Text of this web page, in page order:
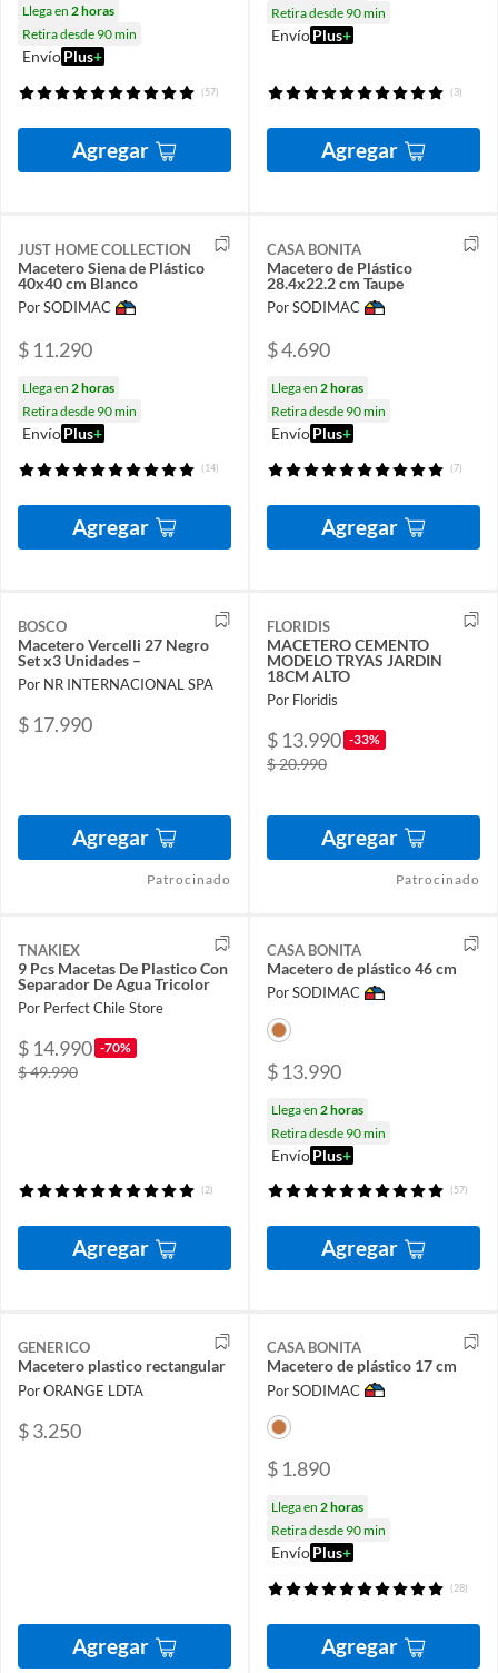
Llega en 2 horas
Retira desde 90 min
EnvíoPlus+
(57)
Agregar
Retira desde 90 min
EnvíoPlus+
(3)
Agregar
JUST HOME COLLECTION
Macetero Siena de Plástico
40x40 cm Blanco
Por SODIMAC
$ 11.290
Llega en 2 horas
Retira desde 90 min
EnvíoPlus+
(14)
Agregar
CASA BONITA
Macetero de Plástico
28.4x22.2 cm Taupe
Por SODIMAC
$ 4.690
Llega en 2 horas
Retira desde 90 min
EnvíoPlus+
(7)
Agregar
BOSCO
Macetero Vercelli 27 Negro
Set x3 Unidades –
Por NR INTERNACIONAL SPA
$ 17.990
Agregar
Patrocinado
FLORIDIS
MACETERO CEMENTO
MODELO TRYAS JARDIN
18CM ALTO
Por Floridis
$ 13.990 -33%
$ 20.990
Agregar
Patrocinado
TNAKIEX
9 Pcs Macetas De Plastico Con
Separador De Agua Tricolor
Por Perfect Chile Store
$ 14.990 -70%
$ 49.990
(2)
Agregar
CASA BONITA
Macetero de plástico 46 cm
Por SODIMAC
$ 13.990
Llega en 2 horas
Retira desde 90 min
EnvíoPlus+
(57)
Agregar
GENERICO
Macetero plastico rectangular
Por ORANGE LDTA
$ 3.250
Agregar
CASA BONITA
Macetero de plástico 17 cm
Por SODIMAC
$ 1.890
Llega en 2 horas
Retira desde 90 min
EnvíoPlus+
(28)
Agregar